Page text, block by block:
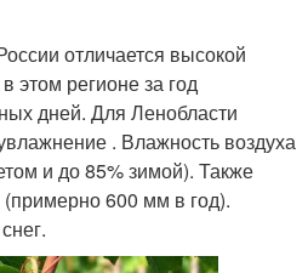
отличается высокой
этом регионе за год
дней. Для Ленобласти
. Влажность воздуха
и до 85% зимой). Также
600 мм в год).